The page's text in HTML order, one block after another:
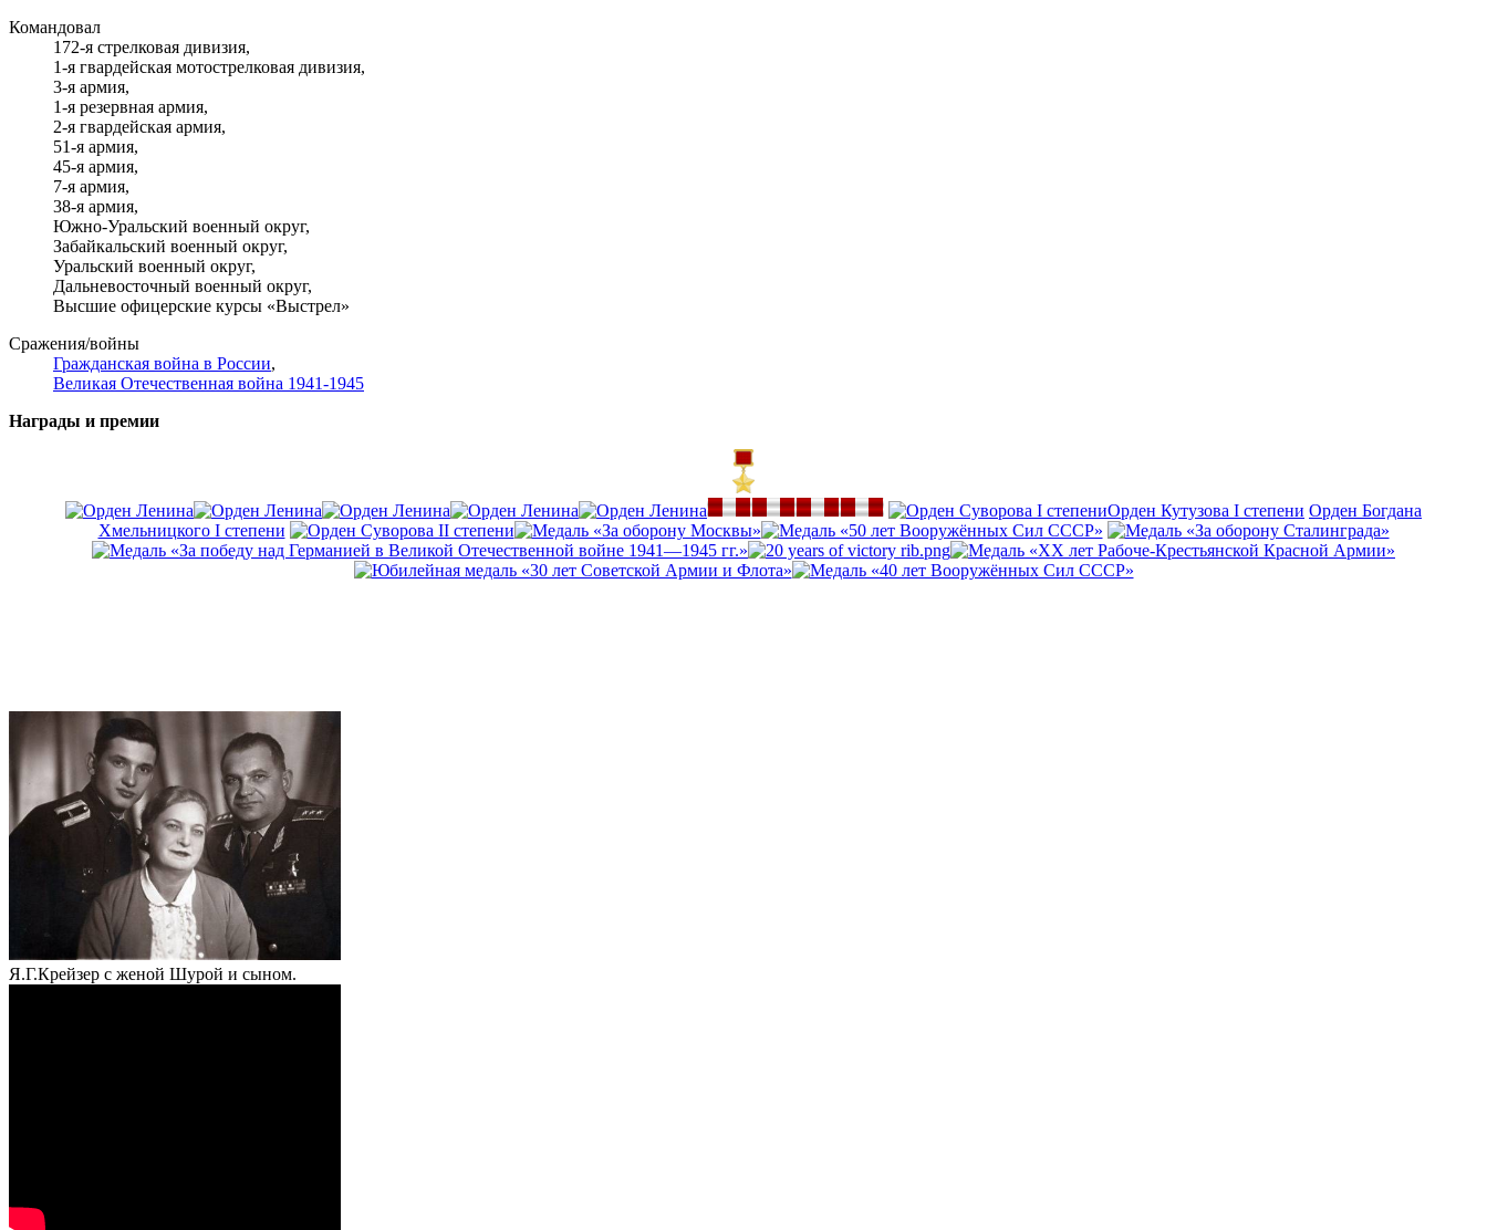
Командовал
172-я стрелковая дивизия,
1-я гвардейская мотострелковая дивизия,
3-я армия,
1-я резервная армия,
2-я гвардейская армия,
51-я армия,
45-я армия,
7-я армия,
38-я армия,
Южно-Уральский военный округ,
Забайкальский военный округ,
Уральский военный округ,
Дальневосточный военный округ,
Высшие офицерские курсы «Выстрел»
Сражения/войны
Гражданская война в России,
Великая Отечественная война 1941-1945
Награды и премии
Орден Кутузова I степени Орден Богдана
Хмельницкого I степени
Я.Г.Крейзер с женой Шурой и сыном.